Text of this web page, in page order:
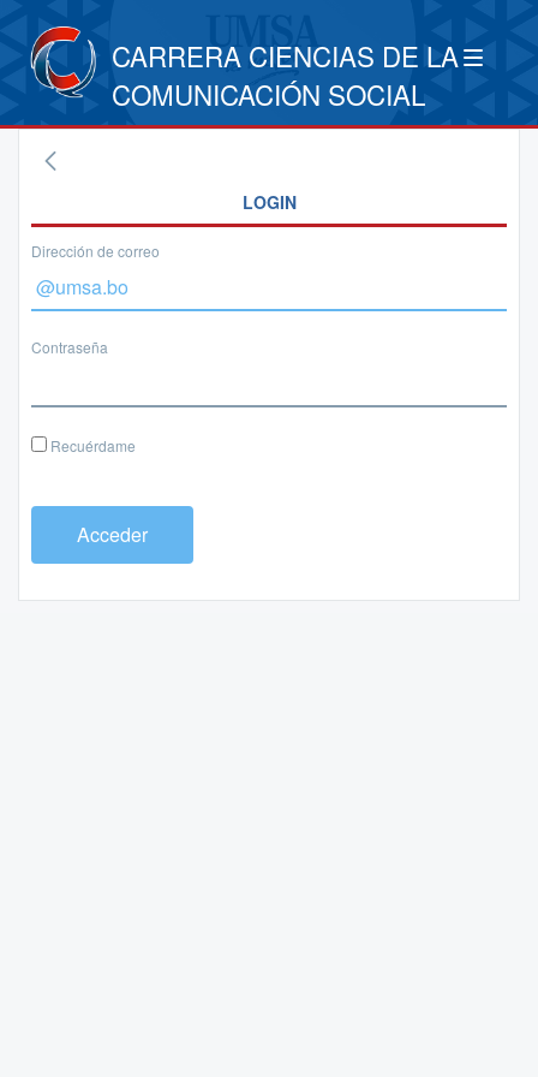
CARRERA CIENCIAS DE LA
COMUNICACIÓN SOCIAL
LOGIN
Dirección de correo
Contraseña
Recuérdame
Acceder